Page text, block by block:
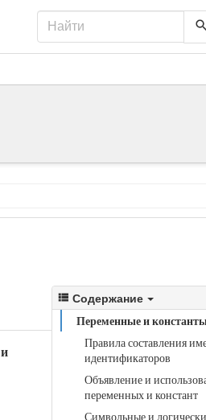
Содержание
Переменные и
Правила составления
идентификаторов
Объявление и
переменных и констант
Символьные и